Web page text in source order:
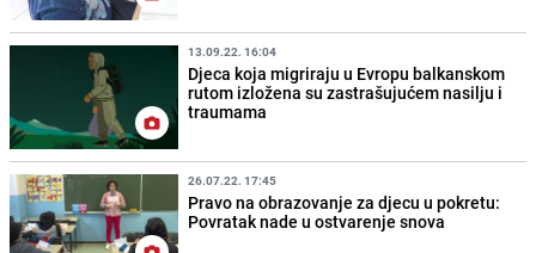
13.09.22. 16:04
Djeca koja migriraju u Evropu balkanskom
rutom izložena su zastrašujućem nasilju i
traumama
26.07.22. 17:45
Pravo na obrazovanje za djecu u pokretu:
Povratak nade u ostvarenje snova